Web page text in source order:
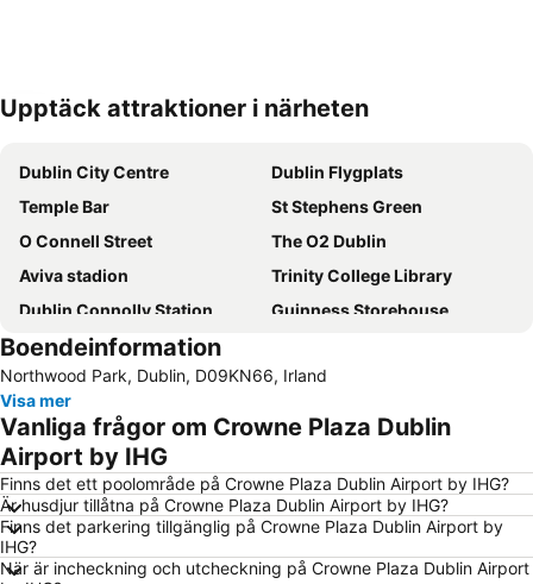
Förstora kartan
Upptäck attraktioner i närheten
Dublin City Centre
Dublin Flygplats
Temple Bar
St Stephens Green
O Connell Street
The O2 Dublin
Aviva stadion
Trinity College Library
Dublin Connolly Station
Guinness Storehouse
O Connell Bridge
Marlay Park
Heuston Station
St Patrick's Day
RDS Dublin
Ranelagh
Croke Park stadion
Wicklow Mountains National Park
Ha'penny Bridge
Dublin Zoo
Drumcondra
Docklands
Boendeinformation
Northwood Park, Dublin, D09KN66, Irland
Visa mer
Vanliga frågor om Crowne Plaza Dublin
Airport by IHG
Finns det ett poolområde på Crowne Plaza Dublin Airport by IHG?
Är husdjur tillåtna på Crowne Plaza Dublin Airport by IHG?
Finns det parkering tillgänglig på Crowne Plaza Dublin Airport by
IHG?
När är incheckning och utcheckning på Crowne Plaza Dublin Airport